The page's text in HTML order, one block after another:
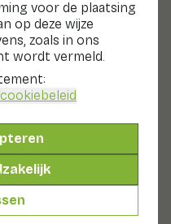
voor de plaatsing
op deze wijze
zoals in ons
wordt vermeld.
en fruit
jaar. Heb jij goede
van start met de
Wij horen je al
dat houd je
van het